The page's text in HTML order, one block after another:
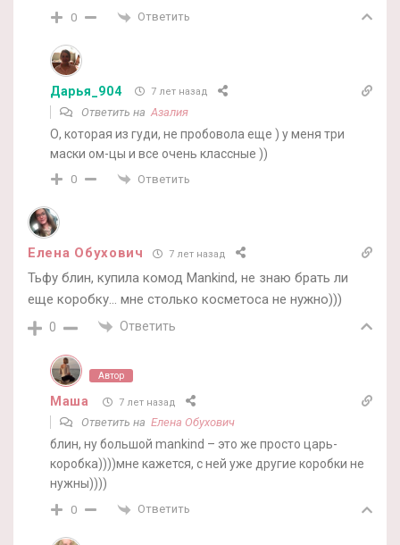
0 Ответить
Дарья_904 7 лет назад
Ответить на Азалия
О, которая из гуди, не пробовола еще ) у меня три
маски ом-цы и все очень классные ))
0 Ответить
Елена Обухович 7 лет назад
Тьфу блин, купила комод Mankind, не знаю брать ли
еще коробку… мне столько косметоса не нужно)))
0 Ответить
Автор
Маша 7 лет назад
Ответить на Елена Обухович
блин, ну большой mankind – это же просто царь-
коробка))))мне кажется, с ней уже другие коробки не
нужны))))
0 Ответить